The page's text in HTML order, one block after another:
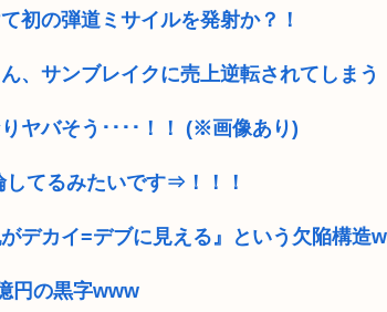
初の弾道ミサイルを発射か？！
、サンブレイクに売上逆転されてしまう
ヤバそう････！！ (※画像あり)
してるみたいです⇒！！！
デカイ=デブに見える』という欠陥構造
円の黒字www